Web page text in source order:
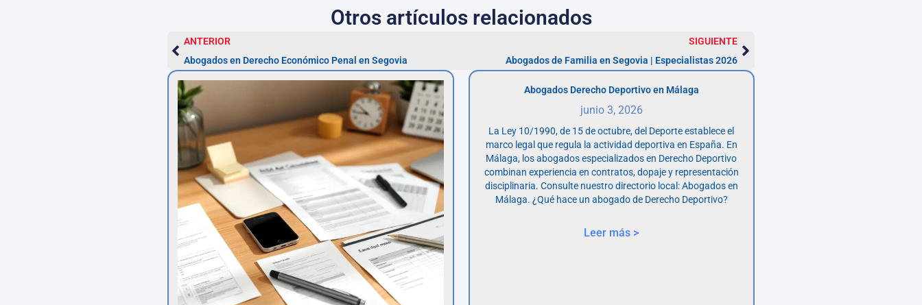
Otros artículos relacionados
ANTERIOR
Abogados en Derecho Económico Penal en Segovia
SIGUIENTE
Abogados de Familia en Segovia | Especialistas 2026
Abogados Derecho Deportivo en Málaga
junio 3, 2026
La Ley 10/1990, de 15 de octubre, del Deporte establece el
marco legal que regula la actividad deportiva en España. En
Málaga, los abogados especializados en Derecho Deportivo
combinan experiencia en contratos, dopaje y representación
disciplinaria. Consulte nuestro directorio local: Abogados en
Málaga. ¿Qué hace un abogado de Derecho Deportivo?
Leer más >